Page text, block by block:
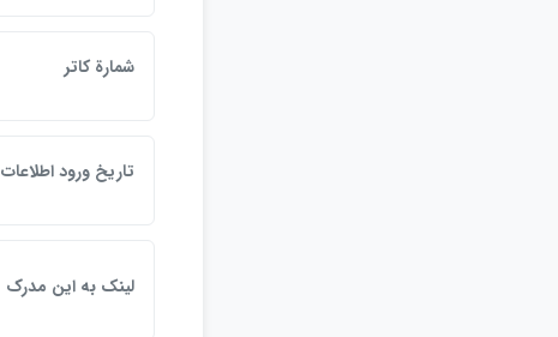
شمارة كاتر
تاريخ ورود اطلاعات
لينک به اين مدرک